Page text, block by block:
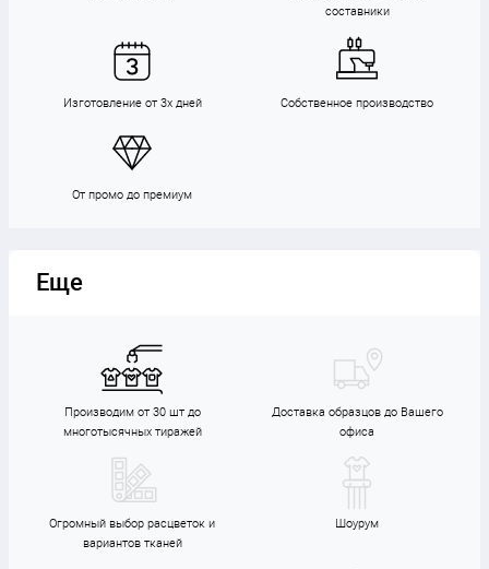
составники
Изготовление от 3х дней Собственное производство
От промо до премиум
Еще
Производим от 30 шт до
многотысячных тиражей
Доставка образцов до Вашего
офиса
Огромный выбор расцветок и
вариантов тканей
Шоурум